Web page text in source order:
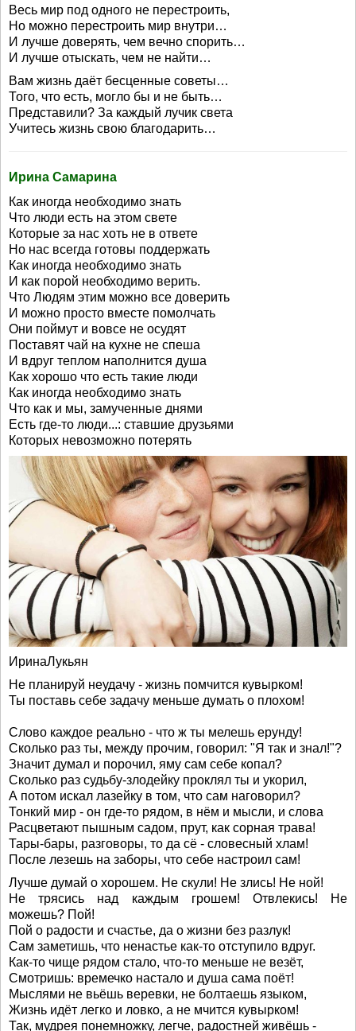
Весь мир под одного не перестроить,
Но можно перестроить мир внутри…
И лучше доверять, чем вечно спорить…
И лучше отыскать, чем не найти…
Вам жизнь даёт бесценные советы…
Того, что есть, могло бы и не быть…
Представили? За каждый лучик света
Учитесь жизнь свою благодарить…
Ирина Самарина
Как иногда необходимо знать
Что люди есть на этом свете
Которые за нас хоть не в ответе
Но нас всегда готовы поддержать
Как иногда необходимо знать
И как порой необходимо верить.
Что Людям этим можно все доверить
И можно просто вместе помолчать
Они поймут и вовсе не осудят
Поставят чай на кухне не спеша
И вдруг теплом наполнится душа
Как хорошо что есть такие люди
Как иногда необходимо знать
Что как и мы, замученные днями
Есть где-то люди...: ставшие друзьями
Которых невозможно потерять
ИринаЛукьян
Не планируй неудачу - жизнь помчится кувырком!
Ты поставь себе задачу меньше думать о плохом!
Слово каждое реально - что ж ты мелешь ерунду!
Сколько раз ты, между прочим, говорил: "Я так и знал!"?
Значит думал и порочил, яму сам себе копал?
Сколько раз судьбу-злодейку проклял ты и укорил,
А потом искал лазейку в том, что сам наговорил?
Тонкий мир - он где-то рядом, в нём и мысли, и слова
Расцветают пышным садом, прут, как сорная трава!
Тары-бары, разговоры, то да сё - словесный хлам!
После лезешь на заборы, что себе настроил сам!
Лучше думай о хорошем. Не скули! Не злись! Не ной!
Не трясись над каждым грошем! Отвлекись! Не
можешь? Пой!
Пой о радости и счастье, да о жизни без разлук!
Сам заметишь, что ненастье как-то отступило вдруг.
Как-то чище рядом стало, что-то меньше не везёт,
Смотришь: времечко настало и душа сама поёт!
Мыслями не вьёшь веревки, не болтаешь языком,
Жизнь идёт легко и ловко, а не мчится кувырком!
Так, мудрея понемножку, легче, радостней живёшь -